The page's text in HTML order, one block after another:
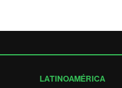
LATINOAMÉRICA